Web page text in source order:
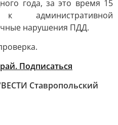
года, за это время 15
административной
нарушения ПДД.
Подписаться
Ставропольский